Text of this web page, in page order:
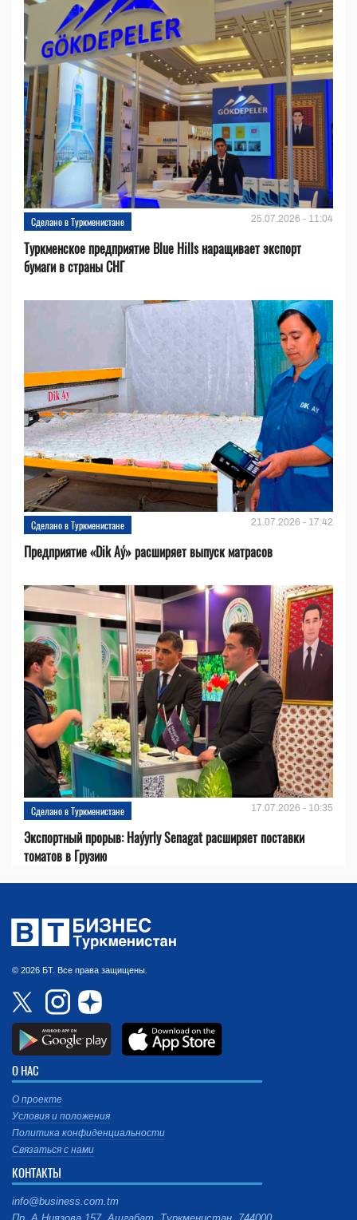
Сделано в Туркменистане 25.07.2026 - 11:04
Туркменское предприятие Blue Hills наращивает экспорт
бумаги в страны СНГ
Сделано в Туркменистане 21.07.2026 - 17:42
Предприятие «Dik Aý» расширяет выпуск матрасов
Сделано в Туркменистане 17.07.2026 - 10:35
Экспортный прорыв: Haýyrly Senagat расширяет поставки
томатов в Грузию
© 2026 БТ. Все права защищены.
О НАС
О проекте
Условия и положения
Политика конфиденциальности
Связаться с нами
КОНТАКТЫ
info@business.com.tm